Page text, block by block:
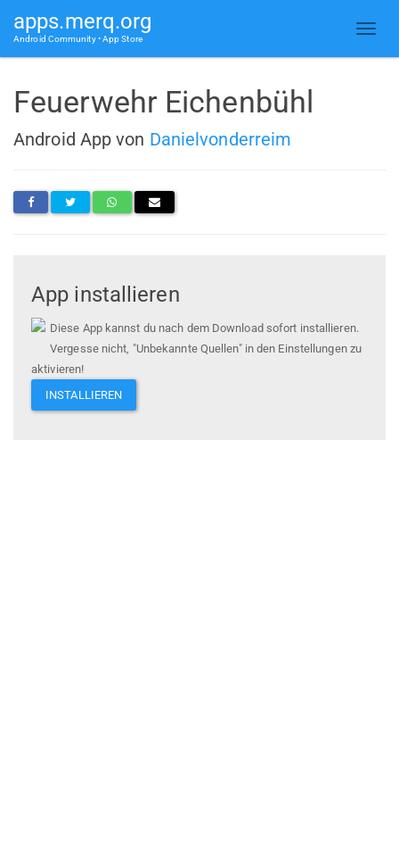
apps.merq.org
Android Community • App Store
Feuerwehr Eichenbühl
Android App von Danielvonderreim
App installieren
Diese App kannst du nach dem Download sofort installieren.
Vergesse nicht, "Unbekannte Quellen" in den Einstellungen zu
aktivieren!
INSTALLIEREN